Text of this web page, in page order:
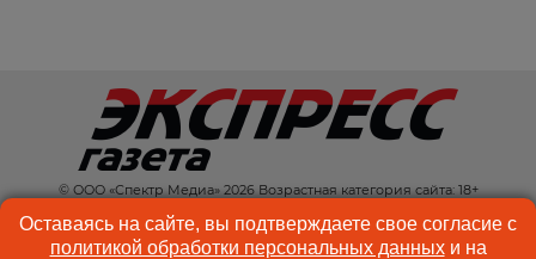
© ООО «Спектр Медиа» 2026 Возрастная категория сайта: 18+
КОНТАКТЫ
РЕКЛАМА
Оставаясь на сайте, вы подтверждаете свое согласие с
политикой обработки персональных данныхи на